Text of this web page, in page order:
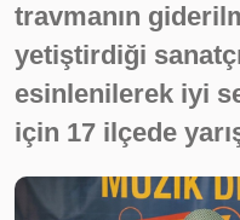
travmanın
yetiştirdiği
esinlenilerek iyi
için 17 ilçede